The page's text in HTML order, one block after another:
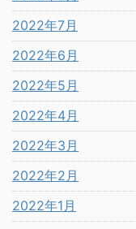
2022年7月
2022年6月
2022年5月
2022年4月
2022年3月
2022年2月
2022年1月